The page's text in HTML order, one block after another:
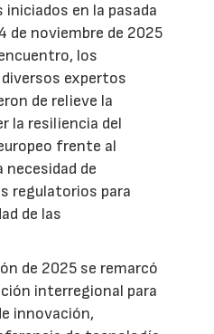
en la pasada
de noviembre de 2025
los
expertos
de relieve la
la resiliencia del
frente al
de
regulatorios para
de las
de 2025 se remarcó
interregional para
innovación,